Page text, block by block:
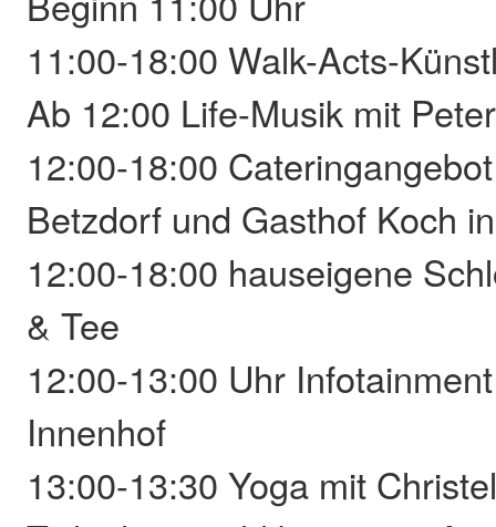
11:00-18:00 Walk-Acts-
Ab 12:00 Life-Musik mit
12:00-18:00
Betzdorf und Gasthof Koch
12:00-18:00 hauseigene
& Tee
12:00-13:00 Uhr
Innenhof
13:00-13:30 Yoga mit